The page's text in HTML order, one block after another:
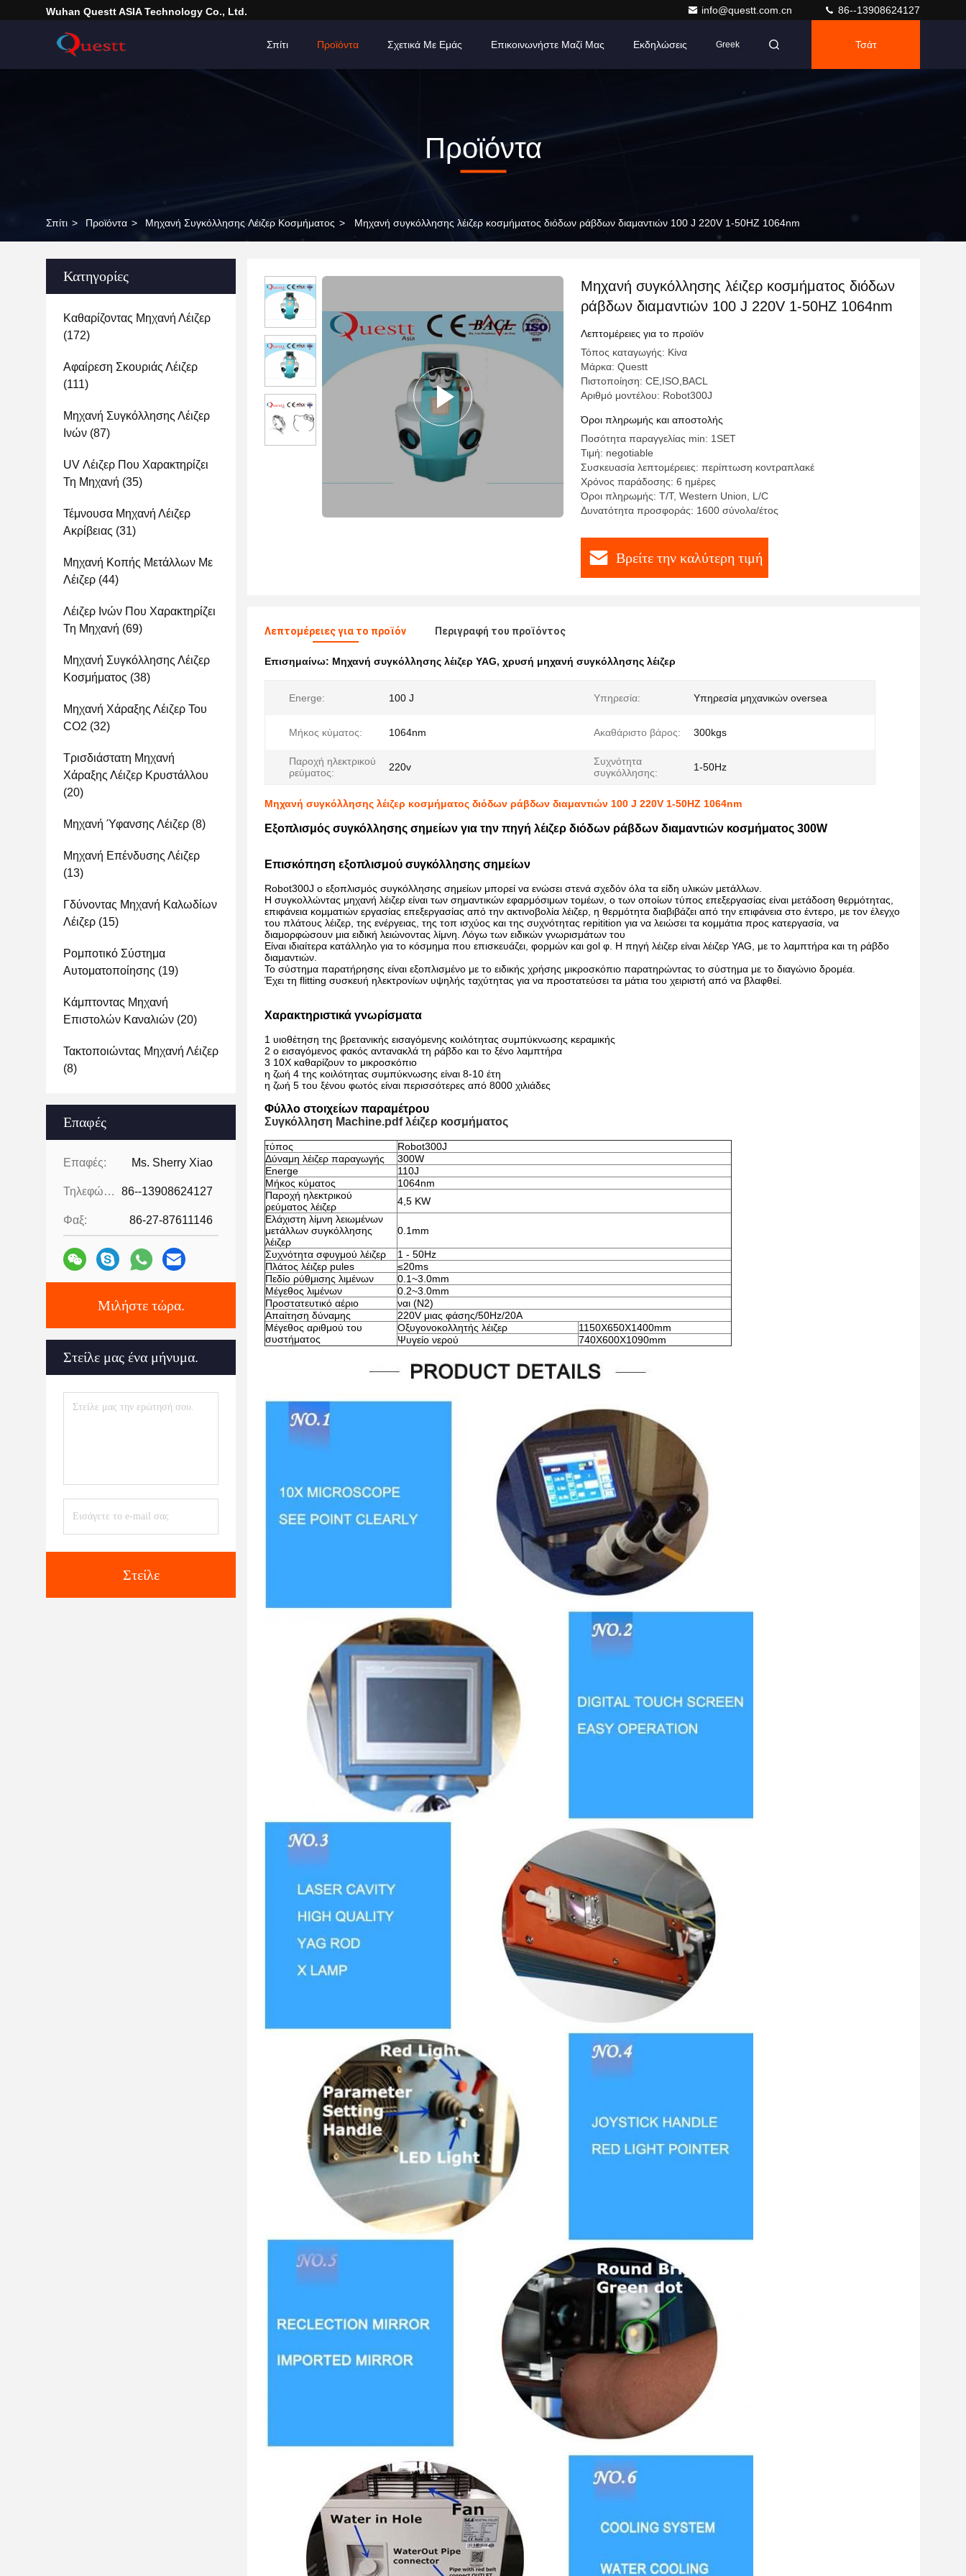
Wuhan Questt ASIA Technology Co., Ltd. info@questt.com.cn 86--13908624127
Σπίτι Προϊόντα Σχετικά Με Εμάς Επικοινωνήστε Μαζί Μας Εκδηλώσεις Greek Τσάτ
Προϊόντα
Σπίτι > Προϊόντα > Μηχανή Συγκόλλησης Λέιζερ Κοσμήματος > Μηχανή συγκόλλησης λέιζερ κοσμήματος διόδων ράβδων διαμαντιών 100 J 220V 1-50HZ 1064nm
Κατηγορίες
Καθαρίζοντας Μηχανή Λέιζερ
(172)
Αφαίρεση Σκουριάς Λέιζερ
(111)
Μηχανή Συγκόλλησης Λέιζερ
Ινών (87)
UV Λέιζερ Που Χαρακτηρίζει
Τη Μηχανή (35)
Τέμνουσα Μηχανή Λέιζερ
Ακρίβειας (31)
Μηχανή Κοπής Μετάλλων Με
Λέιζερ (44)
Λέιζερ Ινών Που Χαρακτηρίζει
Τη Μηχανή (69)
Μηχανή Συγκόλλησης Λέιζερ
Κοσμήματος (38)
Μηχανή Χάραξης Λέιζερ Του
CO2 (32)
Τρισδιάστατη Μηχανή
Χάραξης Λέιζερ Κρυστάλλου
(20)
Μηχανή Ύφανσης Λέιζερ (8)
Μηχανή Επένδυσης Λέιζερ
(13)
Γδύνοντας Μηχανή Καλωδίων
Λέιζερ (15)
Ρομποτικό Σύστημα
Αυτοματοποίησης (19)
Κάμπτοντας Μηχανή
Επιστολών Καναλιών (20)
Τακτοποιώντας Μηχανή Λέιζερ
(8)
Επαφές
Επαφές: Ms. Sherry Xiao
Τηλεφώνημα: 86--13908624127
Φαξ: 86-27-87611146
Μιλήστε τώρα.
Στείλε μας ένα μήνυμα.
Στείλε
Μηχανή συγκόλλησης λέιζερ κοσμήματος διόδων
ράβδων διαμαντιών 100 J 220V 1-50HZ 1064nm
Λεπτομέρειες για το προϊόν
Τόπος καταγωγής: Κίνα
Μάρκα: Questt
Πιστοποίηση: CE,ISO,BACL
Αριθμό μοντέλου: Robot300J
Όροι πληρωμής και αποστολής
Ποσότητα παραγγελίας min: 1SET
Τιμή: negotiable
Συσκευασία λεπτομέρειες: περίπτωση κοντραπλακέ
Χρόνος παράδοσης: 6 ημέρες
Όροι πληρωμής: T/T, Western Union, L/C
Δυνατότητα προσφοράς: 1600 σύνολα/έτος
Βρείτε την καλύτερη τιμή
Λεπτομέρειες για το προϊόν Περιγραφή του προϊόντος
Επισημαίνω: Μηχανή συγκόλλησης λέιζερ YAG, χρυσή μηχανή συγκόλλησης λέιζερ
Energe: 100 J Υπηρεσία: Υπηρεσία μηχανικών oversea
Μήκος κύματος: 1064nm Ακαθάριστο βάρος: 300kgs
Παροχή ηλεκτρικού
ρεύματος:
220v
Συχνότητα
συγκόλλησης:
1-50Hz
Μηχανή συγκόλλησης λέιζερ κοσμήματος διόδων ράβδων διαμαντιών 100 J 220V 1-50HZ 1064nm
Εξοπλισμός συγκόλλησης σημείων για την πηγή λέιζερ διόδων ράβδων διαμαντιών κοσμήματος 300W
Επισκόπηση εξοπλισμού συγκόλλησης σημείων
Robot300J ο εξοπλισμός συγκόλλησης σημείων μπορεί να ενώσει στενά σχεδόν όλα τα είδη υλικών μετάλλων.
Η συγκολλώντας μηχανή λέιζερ είναι των σημαντικών εφαρμόσιμων τομέων, ο των οποίων τύπος επεξεργασίας είναι μετάδοση θερμότητας,
επιφάνεια κομματιών εργασίας επεξεργασίας από την ακτινοβολία λέιζερ, η θερμότητα διαβιβάζει από την επιφάνεια στο έντερο, με τον έλεγχο
του πλάτους λέιζερ, της ενέργειας, της τοπ ισχύος και της συχνότητας repitition για να λειώσει τα κομμάτια προς κατεργασία, να
διαμορφώσουν μια ειδική λειώνοντας λίμνη. Λόγω των ειδικών γνωρισμάτων του
Είναι ιδιαίτερα κατάλληλο για το κόσμημα που επισκευάζει, φορμών και gol φ. Η πηγή λέιζερ είναι λέιζερ YAG, με το λαμπτήρα και τη ράβδο
διαμαντιών.
Το σύστημα παρατήρησης είναι εξοπλισμένο με το ειδικής χρήσης μικροσκόπιο παρατηρώντας το σύστημα με το διαγώνιο δρομέα.
Έχει τη flitting συσκευή ηλεκτρονίων υψηλής ταχύτητας για να προστατεύσει τα μάτια του χειριστή από να βλαφθεί.
Χαρακτηριστικά γνωρίσματα
1 υιοθέτηση της βρετανικής εισαγόμενης κοιλότητας συμπύκνωσης κεραμικής
2 ο εισαγόμενος φακός αντανακλά τη ράβδο και το ξένο λαμπτήρα
3 10X καθαρίζουν το μικροσκόπιο
η ζωή 4 της κοιλότητας συμπύκνωσης είναι 8-10 έτη
η ζωή 5 του ξένου φωτός είναι περισσότερες από 8000 χιλιάδες
Φύλλο στοιχείων παραμέτρου
Συγκόλληση Machine.pdf λέιζερ κοσμήματος
τύπος
Robot300J
Δύναμη λέιζερ παραγωγής
300W
Energe
110J
Μήκος κύματος
1064nm
Παροχή ηλεκτρικού
ρεύματος λέιζερ
4,5 KW
Ελάχιστη λίμνη λειωμένων
μετάλλων συγκόλλησης
λέιζερ
0.1mm
Συχνότητα σφυγμού λέιζερ
1 - 50Hz
Πλάτος λέιζερ pules
≤20ms
Πεδίο ρύθμισης λιμένων
0.1~3.0mm
Μέγεθος λιμένων
0.2~3.0mm
Προστατευτικό αέριο
ναι (Ν2)
Απαίτηση δύναμης
220V μιας φάσης/50Hz/20A
Μέγεθος αριθμού του
συστήματος
Οξυγονοκολλητής λέιζερ
1150X650X1400mm
Ψυγείο νερού
740X600X1090mm